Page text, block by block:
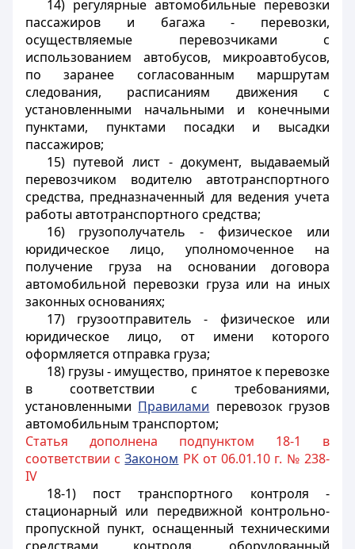
14) регулярные автомобильные перевозки
пассажиров и багажа - перевозки,
осуществляемые перевозчиками с
использованием автобусов, микроавтобусов,
по заранее согласованным маршрутам
следования, расписаниям движения с
установленными начальными и конечными
пунктами, пунктами посадки и высадки
пассажиров;
15) путевой лист - документ, выдаваемый
перевозчиком водителю автотранспортного
средства, предназначенный для ведения учета
работы автотранспортного средства;
16) грузополучатель - физическое или
юридическое лицо, уполномоченное на
получение груза на основании договора
автомобильной перевозки груза или на иных
законных основаниях;
17) грузоотправитель - физическое или
юридическое лицо, от имени которого
оформляется отправка груза;
18) грузы - имущество, принятое к перевозке
в соответствии с требованиями,
установленными Правилами перевозок грузов
автомобильным транспортом;
Статья дополнена подпунктом 18-1 в
соответствии сЗаконом РК от 06.01.10 г. № 238-
IV
18-1) пост транспортного контроля -
стационарный или передвижной контрольно-
пропускной пункт, оснащенный техническими